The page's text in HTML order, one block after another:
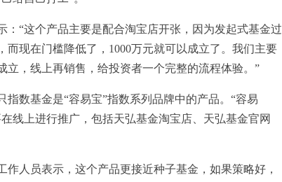
“这个产品主要是配合淘宝店开张，因为发起式基金过
而现在门槛降低了，1000万元就可以成立了。我们主要
立，线上再销售，给投资者一个完整的流程体验。”
数基金是“容易宝”指数系列品牌中的产品。“容易
线上进行推广，包括天弘基金淘宝店、天弘基金官网
人员表示，这个产品更接近种子基金，如果策略好，